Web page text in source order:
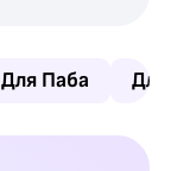
Для Паба